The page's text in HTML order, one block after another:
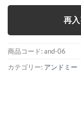
再
商品コード:and-06
カテゴリー: アンドミー